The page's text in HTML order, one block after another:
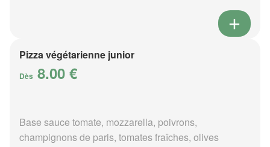
Pizza végétarienne junior
Dès 8.00 €
Base sauce tomate, mozzarella, poivrons,
champignons de paris, tomates fraîches, olives